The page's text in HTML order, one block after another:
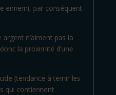
ennemi, par conséquent
argent n’aiment pas la
la proximité d’une
(tendance à ternir les
qui contiennent